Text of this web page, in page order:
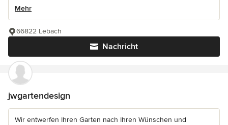
Mehr
Nachricht
66822 Lebach
jwgartendesign
Wir entwerfen Ihren Garten nach Ihren Wünschen und